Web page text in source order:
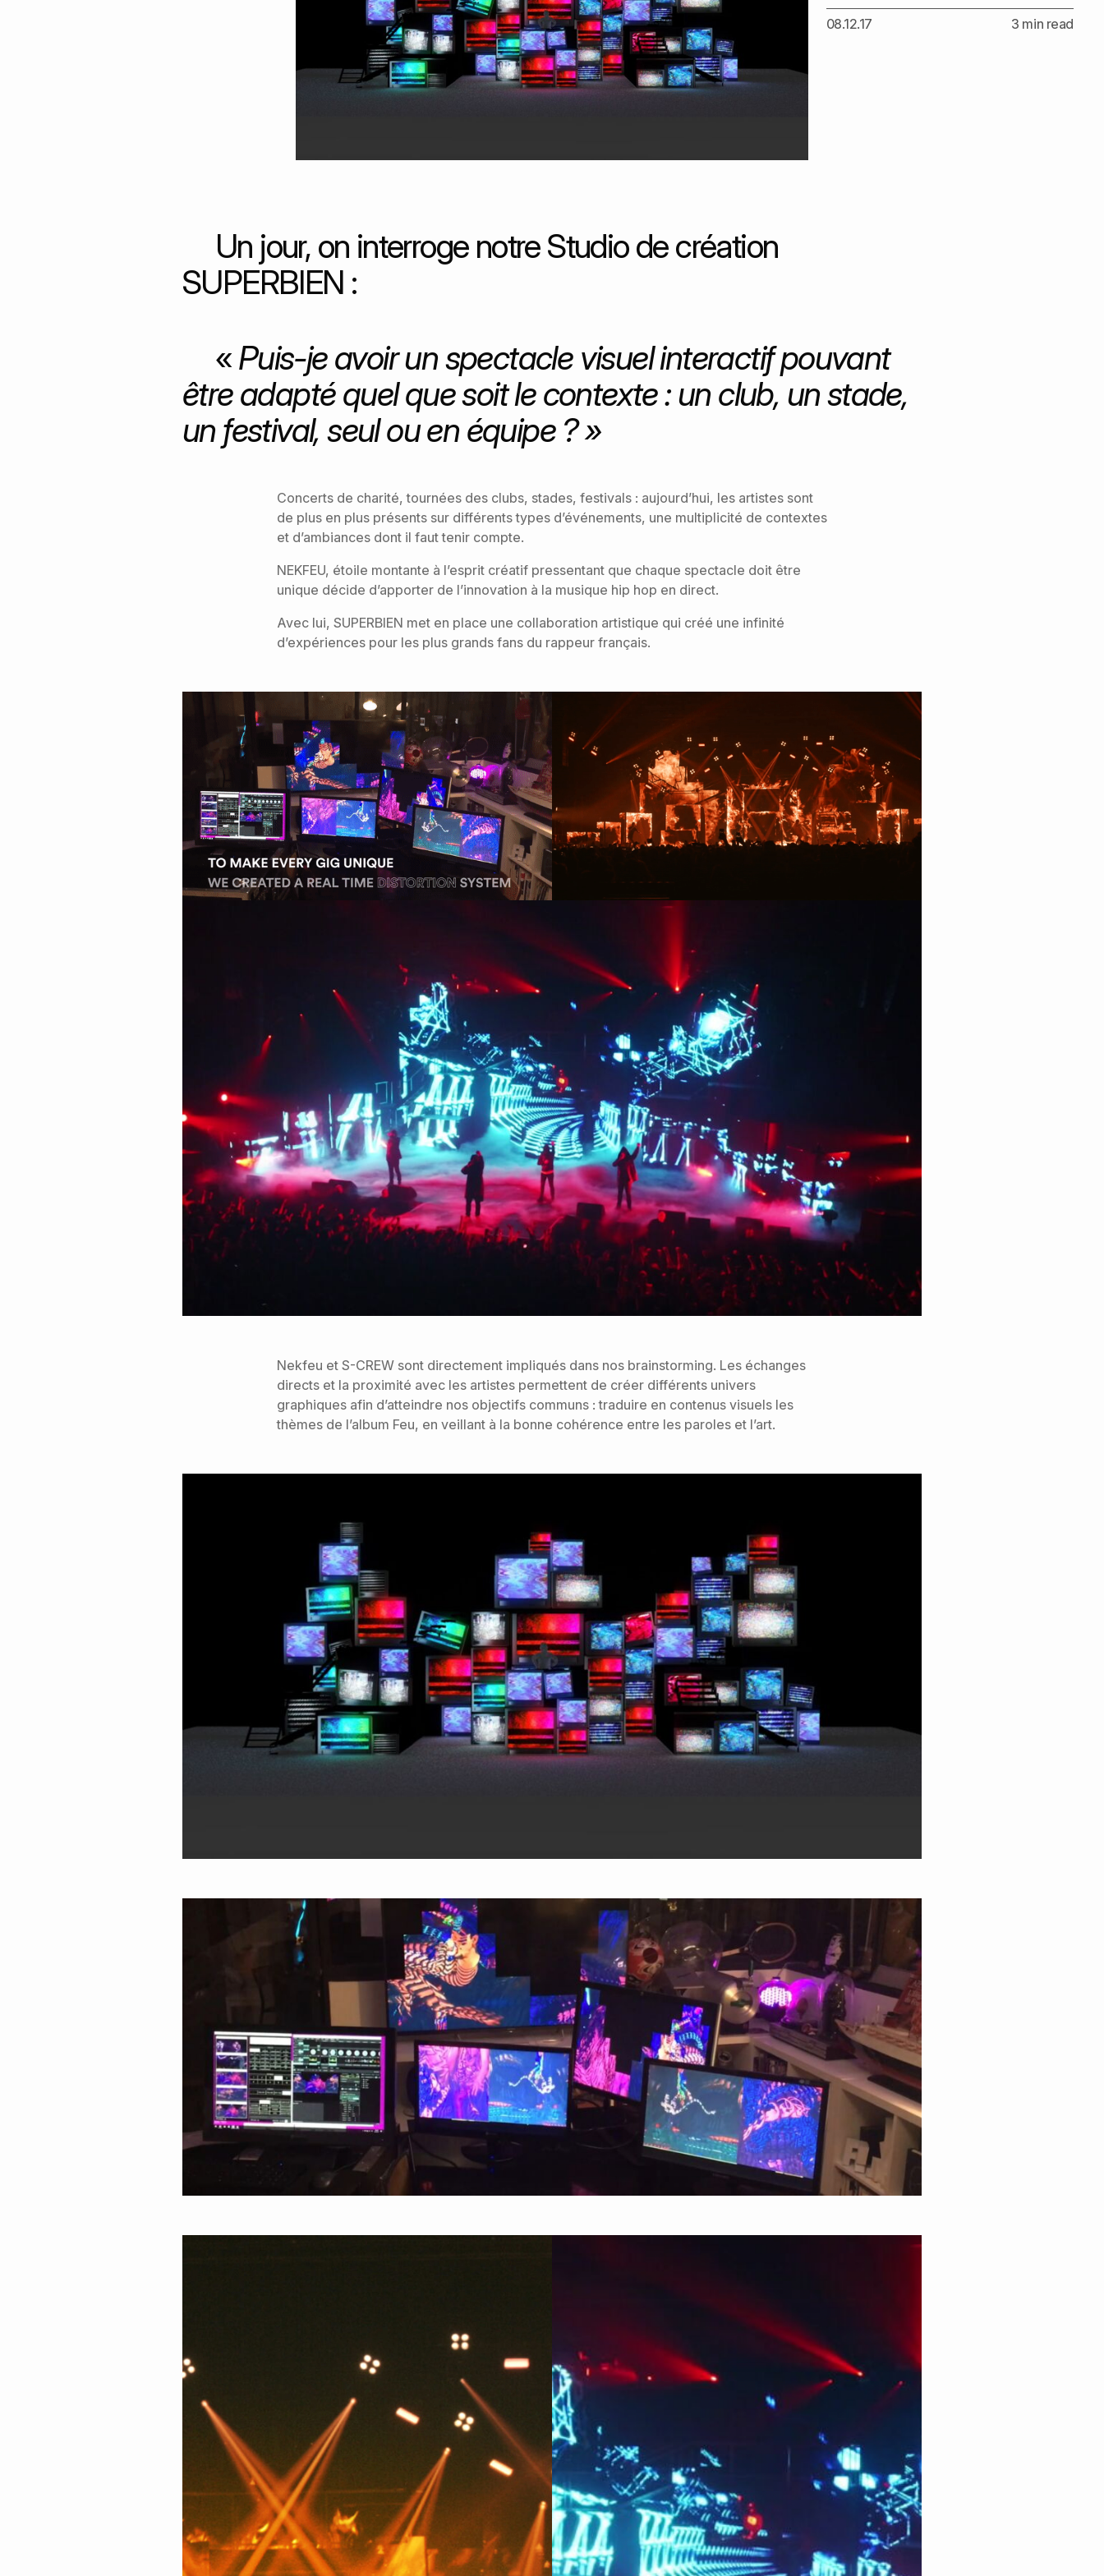
08.12.17 3 min read
Un jour, on interroge notre Studio de création
SUPERBIEN :
«Puis-je avoir un spectacle visuel interactif pouvant
être adapté quel que soit le contexte : un club, un stade,
un festival, seul ou en équipe ? »
Concerts de charité, tournées des clubs, stades, festivals : aujourd’hui, les artistes sont
de plus en plus présents sur différents types d’événements, une multiplicité de contextes
et d’ambiances dont il faut tenir compte.
NEKFEU, étoile montante à l’esprit créatif pressentant que chaque spectacle doit être
unique décide d’apporter de l’innovation à la musique hip hop en direct.
Avec lui, SUPERBIEN met en place une collaboration artistique qui créé une infinité
d’expériences pour les plus grands fans du rappeur français.
Nekfeu et S-CREW sont directement impliqués dans nos brainstorming. Les échanges
directs et la proximité avec les artistes permettent de créer différents univers
graphiques afin d’atteindre nos objectifs communs : traduire en contenus visuels les
thèmes de l’album Feu, en veillant à la bonne cohérence entre les paroles et l’art.